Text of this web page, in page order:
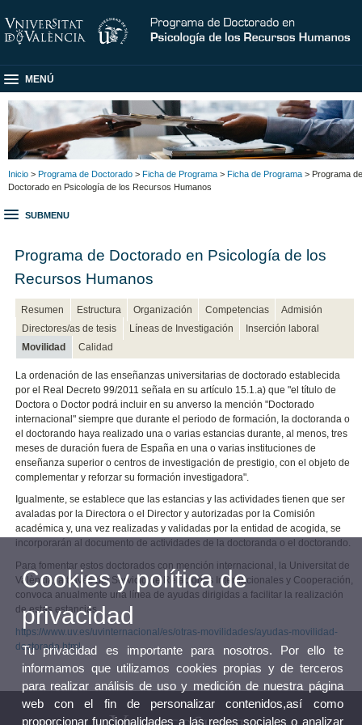
MENÚ
Inicio > Programa de Doctorado > Ficha de Programa > Ficha de Programa > Programa de
Doctorado en Psicología de los Recursos Humanos
SUBMENU
Programa de Doctorado en Psicología de los
Recursos Humanos
Resumen Estructura Organización Competencias
Admisión
Directores/as de tesis
Líneas de Investigación
Inserción laboral
Movilidad
Calidad
La ordenación de las enseñanzas universitarias de doctorado establecida
por el Real Decreto 99/2011 señala en su artículo 15.1.a) que "el título de
Doctora o Doctor podrá incluir en su anverso la mención "Doctorado
internacional" siempre que durante el periodo de formación, la doctoranda o
el doctorando haya realizado una o varias estancias durante, al menos, tres
meses de duración fuera de España en una o varias instituciones de
enseñanza superior o centros de investigación de prestigio, con el objeto de
complementar y reforzar su formación investigadora".
Igualmente, se establece que las estancias y las actividades tienen que ser
avaladas por la Directora o el Director y autorizadas por la Comisión
académica y, una vez realizadas y validadas por la entidad de acogida, se
incorporarán al documento de actividades de la doctoranda o el doctorando.
Para fomentar estos doctorados con mención internacional, la Universitat de
València, a través del Servicio de Relaciones Internacionales y Cooperación,
convoca anualmente una línea de ayudas dirigidas a facilitar la realización
de estas estancias.
https://www.uv.es/uvinternacional/es/otras-movilidades/ayudas-movilidad-
doctorado.html
Cookies y política de
privacidad
Tu privacidad es importante para nosotros. Por ello te
informamos que utilizamos cookies propias y de terceros
para realizar análisis de uso y medición de nuestra página
web con el fin de personalizar contenidos,así como
proporcionar funcionalidades a las redes sociales o analizar